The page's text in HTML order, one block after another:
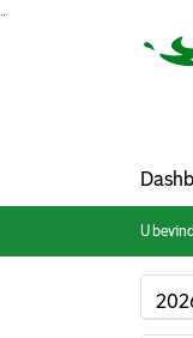
Ga naar de inhoud van
U